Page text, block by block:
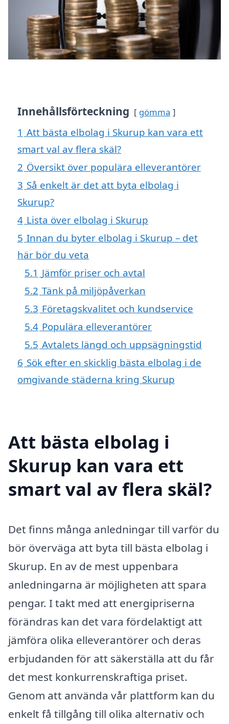
Innehållsförteckning gömma
1 Att bästa elbolag i Skurup kan vara ett
smart val av flera skäl?
2 Översikt över populära elleverantörer
3 Så enkelt är det att byta elbolag i
Skurup?
4 Lista över elbolag i Skurup
5 Innan du byter elbolag i Skurup – det
här bör du veta
5.1 Jämför priser och avtal
5.2 Tänk på miljöpåverkan
5.3 Företagskvalitet och kundservice
5.4 Populära elleverantörer
5.5 Avtalets längd och uppsägningstid
6 Sök efter en skicklig bästa elbolag i de
omgivande städerna kring Skurup
Att bästa elbolag i
Skurup kan vara ett
smart val av flera skäl?
Det finns många anledningar till varför du
bör överväga att byta till bästa elbolag i
Skurup. En av de mest uppenbara
anledningarna är möjligheten att spara
pengar. I takt med att energipriserna
förändras kan det vara fördelaktigt att
jämföra olika elleverantörer och deras
erbjudanden för att säkerställa att du får
det mest konkurrenskraftiga priset.
Genom att använda vår plattform kan du
enkelt få tillgång till olika alternativ och